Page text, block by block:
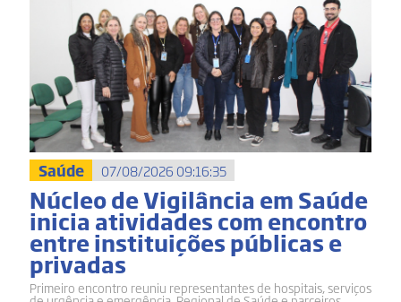
Saúde 07/08/2026 09:16:35
Núcleo de Vigilância em Saúde
inicia atividades com encontro
entre instituições públicas e
privadas
Primeiro encontro reuniu representantes de hospitais, serviços